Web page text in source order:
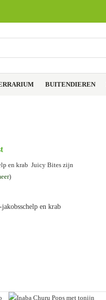
BUITENDIEREN
en krab Juicy Bites zijn
)
en krab